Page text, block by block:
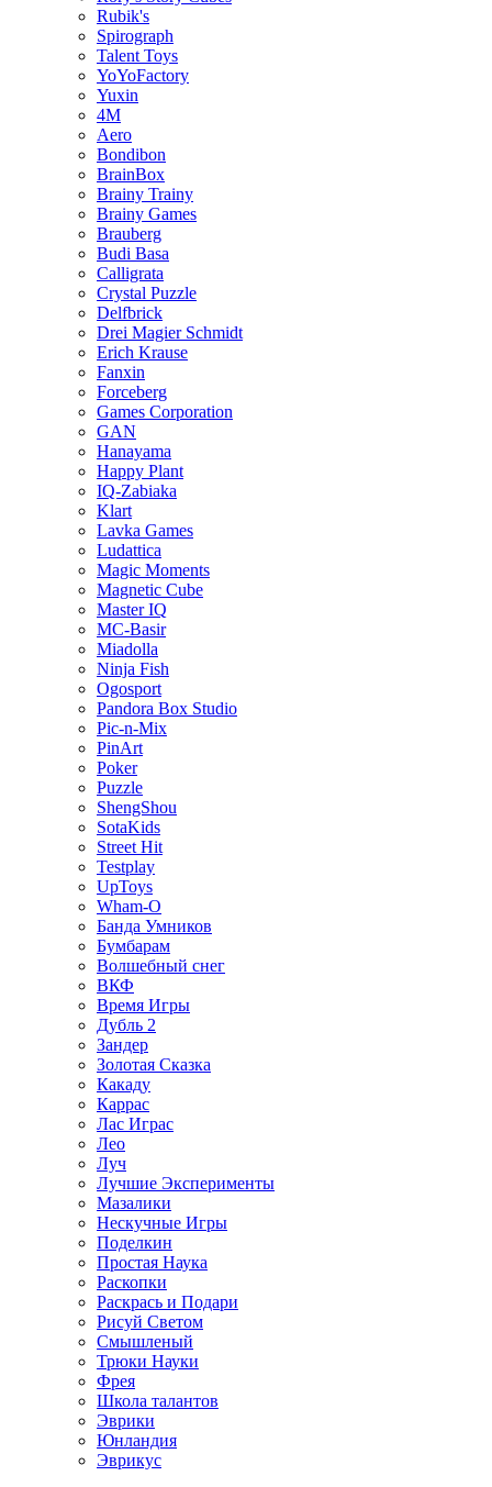
Rubik's
Spirograph
Talent Toys
YoYoFactory
Yuxin
4M
Aero
Bondibon
BrainBox
Brainy Trainy
Brainy Games
Brauberg
Budi Basa
Calligrata
Crystal Puzzle
Delfbrick
Drei Magier Schmidt
Erich Krause
Fanxin
Forceberg
Games Corporation
GAN
Hanayama
Happy Plant
IQ-Zabiaka
Klart
Lavka Games
Ludattica
Magic Moments
Magnetic Cube
Master IQ
MC-Basir
Miadolla
Ninja Fish
Ogosport
Pandora Box Studio
Pic-n-Mix
PinArt
Poker
Puzzle
ShengShou
SotaKids
Street Hit
Testplay
UpToys
Wham-O
Банда Умников
Бумбарам
Волшебный снег
ВКФ
Время Игры
Дубль 2
Зандер
Золотая Сказка
Какаду
Каррас
Лас Играс
Лео
Луч
Лучшие Эксперименты
Мазалики
Нескучные Игры
Поделкин
Простая Наука
Раскопки
Раскрась и Подари
Рисуй Светом
Смышленый
Трюки Науки
Фрея
Школа талантов
Эврики
Юнландия
Эврикус